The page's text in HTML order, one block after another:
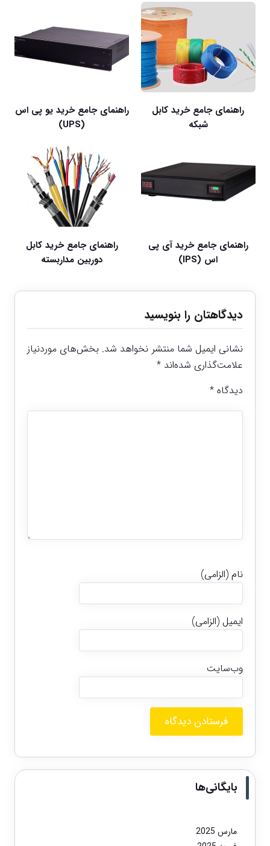
راهنمای جامع خرید کابل
شبکه
راهنمای جامع خرید یو پی اس
(UPS)
راهنمای جامع خرید آی پی
اس (IPS)
راهنمای جامع خرید کابل
دوربین مداربسته
دیدگاهتان را بنویسید
نشانی ایمیل شما منتشر نخواهد شد. بخش‌های موردنیاز
علامت‌گذاری شده‌اند*
دیدگاه*
نام (الزامی)
ایمیل (الزامی)
وب‌سایت
بایگانی‌ها
مارس 2025